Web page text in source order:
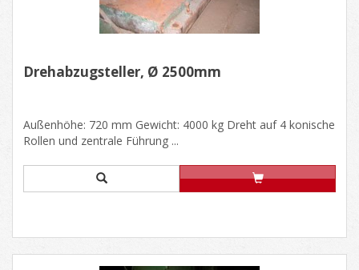
Drehabzugsteller, Ø 2500mm
Außenhöhe: 720 mm Gewicht: 4000 kg Dreht auf 4 konische
Rollen und zentrale Führung ...